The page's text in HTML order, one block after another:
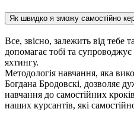
Як швидко я зможу самостійно
Все, звісно, залежить від тебе
допомагає тобі та
яхтингу.
Методологія навчання, яка
Богдана Бродовскі, дозволяє
навчання до самостійних
наших курсантів, які